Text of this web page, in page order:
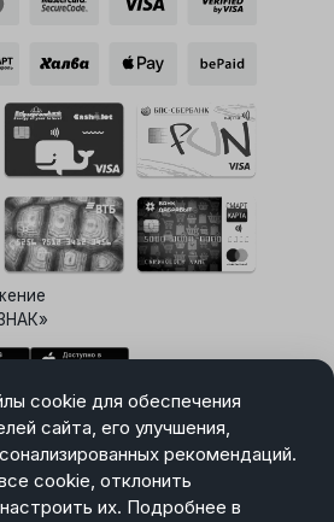
cookie для обеспечения
сайта, его улучшения,
рекомендаций.
cookie, отклонить
их. Подробнее в
настроек Cookie
Карта сайта